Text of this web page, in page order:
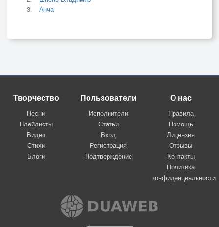
Анча
Творчество
Песни
Плейлисты
Видео
Стихи
Блоги
Пользователи
Исполнители
Статьи
Вход
Регистрация
Подтверждение
О нас
Правила
Помощь
Лицензия
Отзывы
Контакты
Политика
конфиденциальности